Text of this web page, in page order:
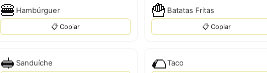
🍔 Hambúrguer
📋 Copiar
🍟 Batatas Fritas
📋 Copiar
🥪 Sanduíche 🌮Taco